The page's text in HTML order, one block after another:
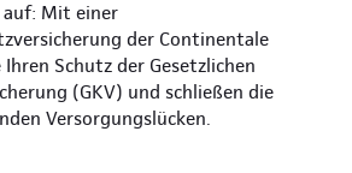
auf: Mit einer
der Continentale
Schutz der Gesetzlichen
(GKV) und schließen die
Versorgungslücken.